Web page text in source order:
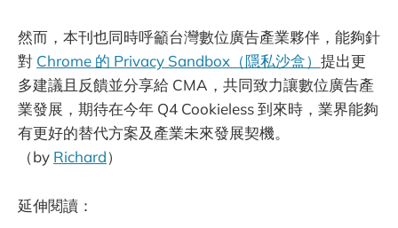
然而，本刊也同時呼籲台灣數位廣告產業夥伴，能夠針
對 Chrome 的 Privacy Sandbox（隱私沙盒） 提出更
多建議且反饋並分享給 CMA，共同致力讓數位廣告產
業發展，期待在今年 Q4 Cookieless 到來時，業界能夠
有更好的替代方案及產業未來發展契機。
（by Richard）
延伸閱讀：